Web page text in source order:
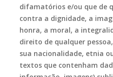
difamatórios e/ou que de
contra a dignidade, a
honra, a moral, a
direito de qualquer
sua nacionalidade, etnia
textos que contenham